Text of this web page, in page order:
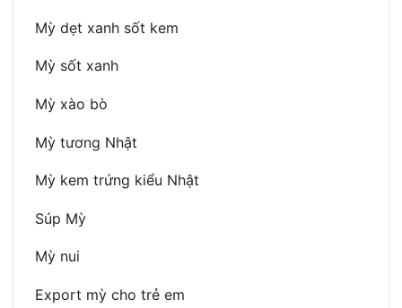
Mỳ dẹt xanh sốt kem
Mỳ sốt xanh
Mỳ xào bò
Mỳ tương Nhật
Mỳ kem trứng kiểu Nhật
Súp Mỳ
Mỳ nui
Export mỳ cho trẻ em